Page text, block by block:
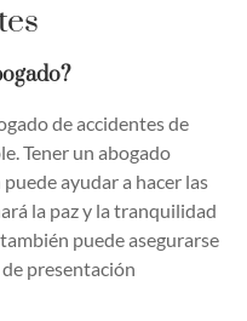
de accidentes de
Tener un abogado
ayudar a hacer las
la paz y la tranquilidad
puede asegurarse
presentación